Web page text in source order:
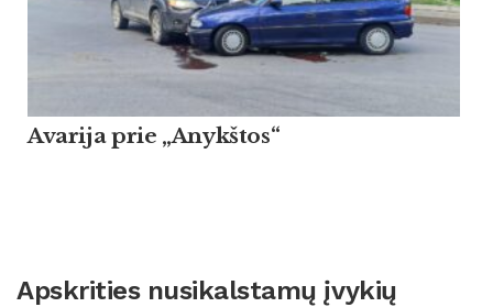
Avarija prie „Anykštos“
Apskrities nusikalstamų įvykių